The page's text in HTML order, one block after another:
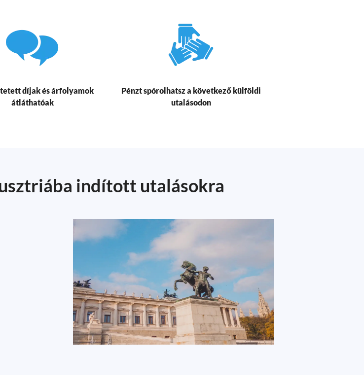
díjak és árfolyamok
átláthatóak
Pénzt spórolhatsz a következő külföldi
utalásodon
indított utalásokra